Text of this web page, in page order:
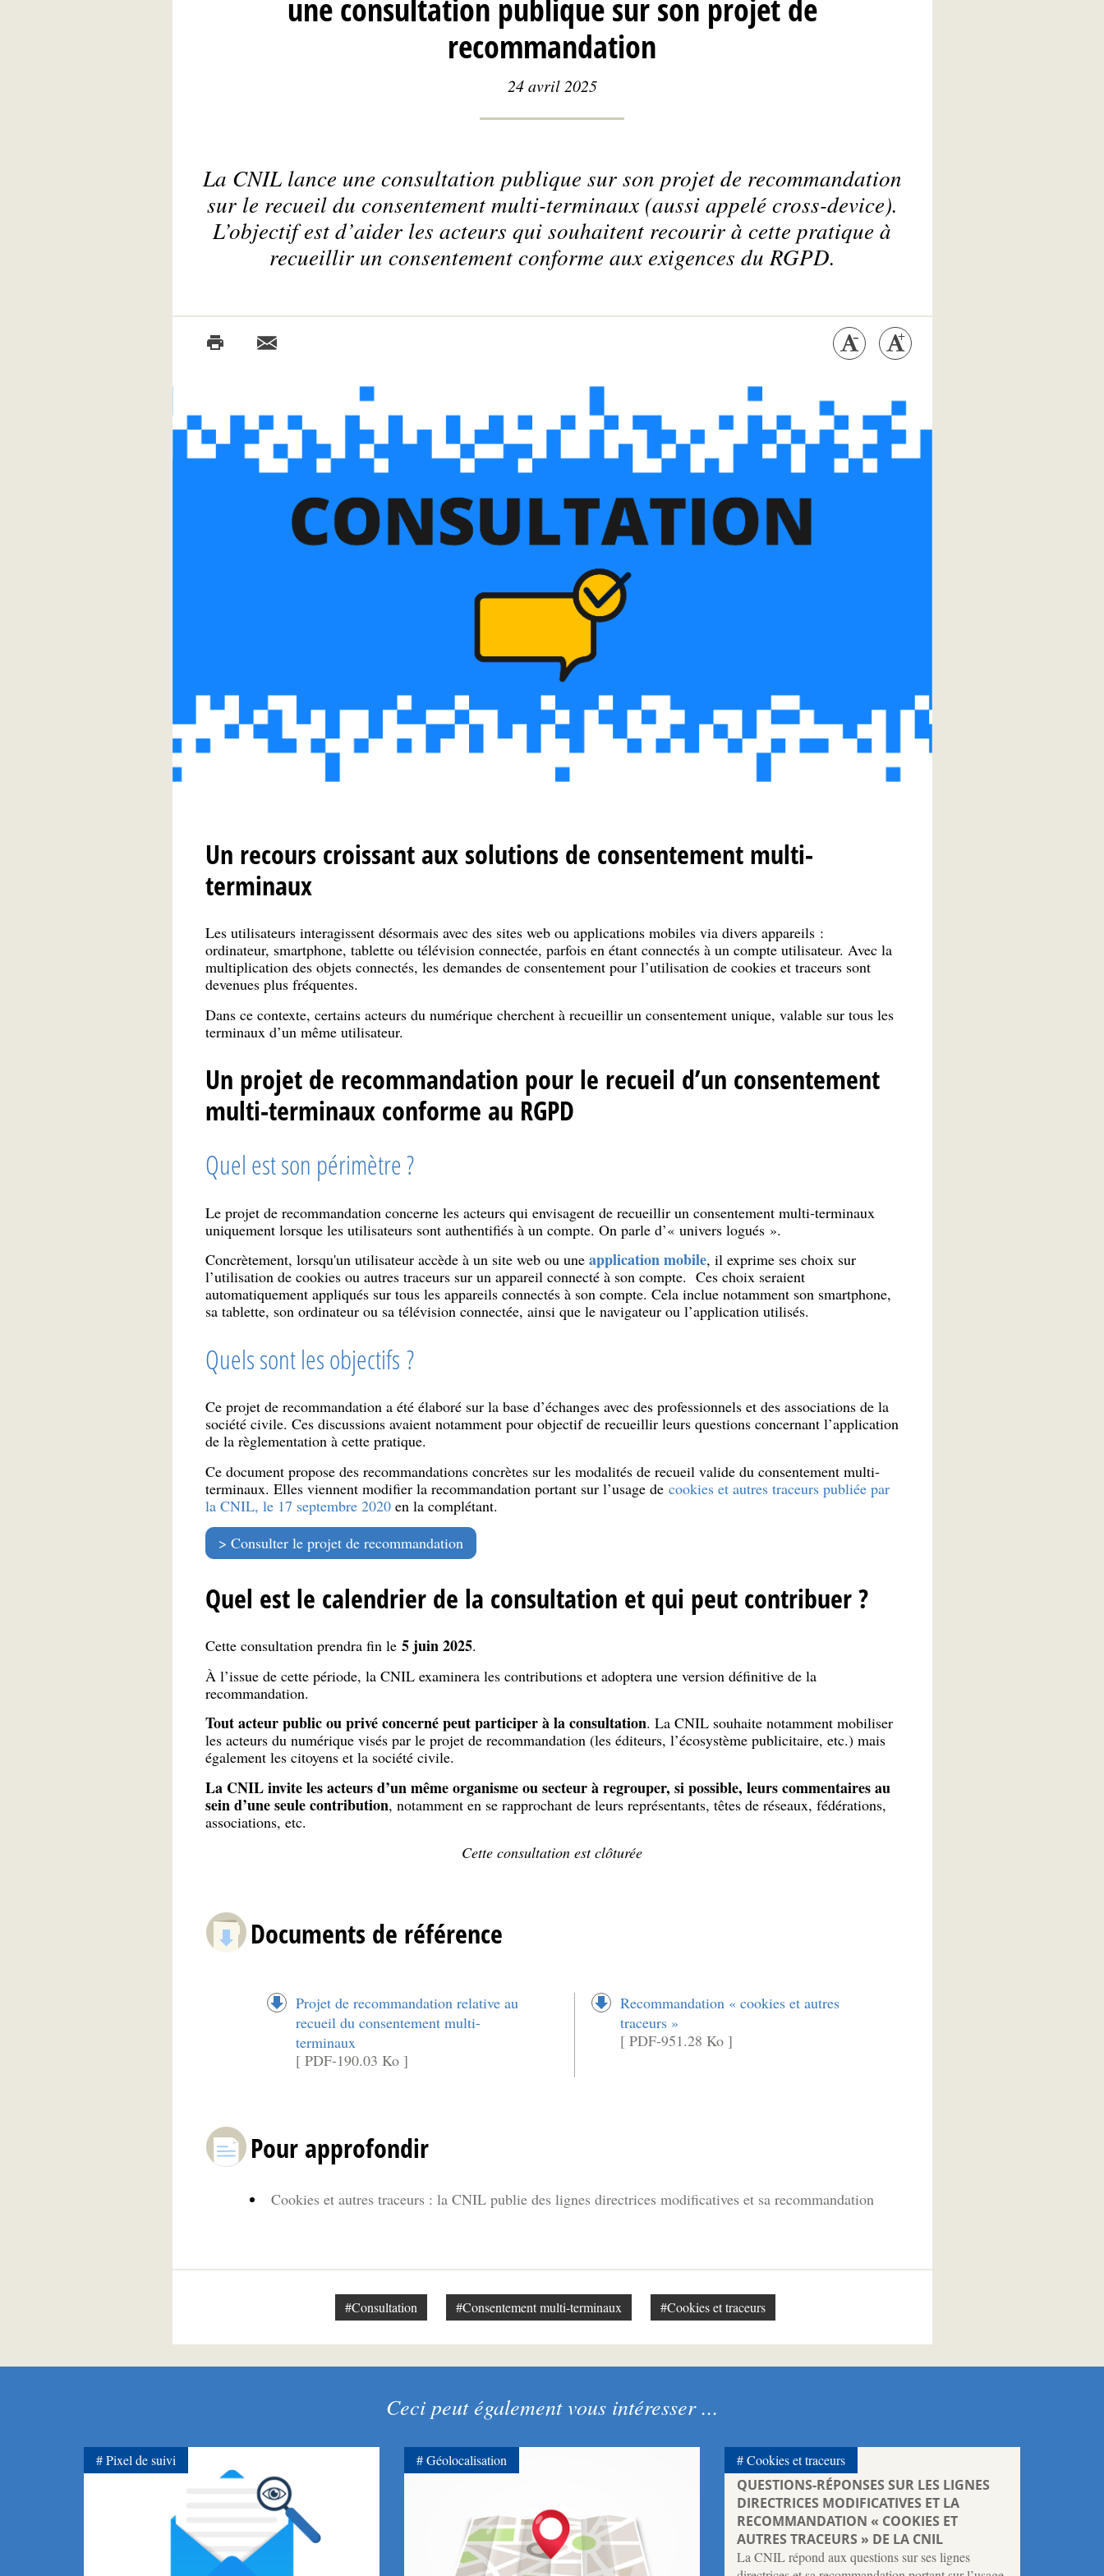
une consultation publique sur son projet de
recommandation
24 avril 2025
La CNIL lance une consultation publique sur son projet de recommandation
sur le recueil du consentement multi-terminaux (aussi appelécross-device).
L’objectif est d’aider les acteurs qui souhaitent recourir à cette pratique à
recueillir un consentement conforme aux exigences du RGPD.
Un recours croissant aux solutions de consentement multi-
terminaux
Les utilisateurs interagissent désormais avec des sites web ou applications mobiles via divers appareils :
ordinateur, smartphone, tablette ou télévision connectée, parfois en étant connectés à un compte utilisateur. Avec la
multiplication des objets connectés, les demandes de consentement pour l’utilisation de cookies et traceurs sont
devenues plus fréquentes.
Dans ce contexte, certains acteurs du numérique cherchent à recueillir un consentement unique, valable sur tous les
terminaux d’un même utilisateur.
Un projet de recommandation pour le recueil d’un consentement
multi-terminaux conforme au RGPD
Quel est son périmètre ?
Le projet de recommandation concerne les acteurs qui envisagent de recueillir un consentement multi-terminaux
uniquement lorsque les utilisateurs sont authentifiés à un compte. On parle d’« univers logués ».
Concrètement, lorsqu'un utilisateur accède à un site web ou une application mobile, il exprime ses choix sur
l’utilisation de cookies ou autres traceurs sur un appareil connecté à son compte. Ces choix seraient
automatiquement appliqués sur tous les appareils connectés à son compte. Cela inclue notamment son smartphone,
sa tablette, son ordinateur ou sa télévision connectée, ainsi que le navigateur ou l’application utilisés.
Quels sont les objectifs ?
Ce projet de recommandation a été élaboré sur la base d’échanges avec des professionnels et des associations de la
société civile. Ces discussions avaient notamment pour objectif de recueillir leurs questions concernant l’application
de la règlementation à cette pratique.
Ce document propose des recommandations concrètes sur les modalités de recueil valide du consentement multi-
terminaux. Elles viennent modifier la recommandation portant sur l’usage de cookies et autres traceurs publiée par
la CNIL, le 17 septembre 2020en la complétant.
Consulter le projet de recommandation
Quel est le calendrier de la consultation et qui peut contribuer ?
Cette consultation prendra fin le5 juin 2025.
À l’issue de cette période, la CNIL examinera les contributions et adoptera une version définitive de la
recommandation.
Tout acteur public ou privé concerné peut participer à la consultation. La CNIL souhaite notamment mobiliser
les acteurs du numérique visés par le projet de recommandation (les éditeurs, l’écosystème publicitaire, etc.) mais
également les citoyens et la société civile.
La CNIL invite les acteurs d’un même organisme ou secteur à regrouper, si possible, leurs commentaires au
sein d’une seule contribution, notamment en se rapprochant de leurs représentants, têtes de réseaux, fédérations,
associations, etc.
Cette consultation est clôturée
Documents de référence
Projet de recommandation relative au
recueil du consentement multi-
terminaux
[ PDF-190.03 Ko ]
Recommandation « cookies et autres
traceurs »
[ PDF-951.28 Ko ]
Pour approfondir
Cookies et autres traceurs : la CNIL publie des lignes directrices modificatives et sa recommandation
#Consultation #Consentement multi-terminaux #Cookies et traceurs
Ceci peut également vous intéresser ...
Pixel de suivi Géolocalisation
QUESTIONS-RÉPONSES SUR LES LIGNES
DIRECTRICES MODIFICATIVES ET LA
RECOMMANDATION « COOKIES ET
AUTRES TRACEURS » DE LA CNIL
La CNIL répond aux questions sur ses lignes
Cookies et traceurs